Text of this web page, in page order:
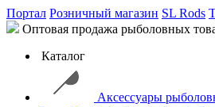
Портал Розничный магазин SL Rods
Оптовая продажа рыболовных
Каталог
Аксессуары